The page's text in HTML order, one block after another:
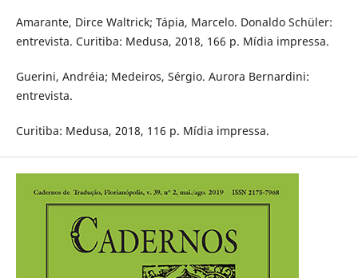
Amarante, Dirce Waltrick; Tápia, Marcelo. Donaldo Schüler:
entrevista. Curitiba: Medusa, 2018, 166 p. Mídia impressa.
Guerini, Andréia; Medeiros, Sérgio. Aurora Bernardini:
entrevista.
Curitiba: Medusa, 2018, 116 p. Mídia impressa.